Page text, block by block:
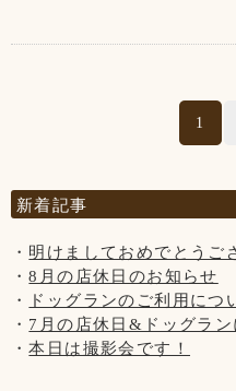
1日、2日はお正月休み
12日、19日、26日の木曜日、
で、暫く掲載させていただ
※大変残念なお知らせですが
当店の看板犬のsunちゃん(ポ
2021年2月19日に13歳で虹の
1
新着記事
明けましておめでとうご
8月の店休日のお知らせ
ドッグランのご利用につ
7月の店休日&ドッグラン
本日は撮影会です！